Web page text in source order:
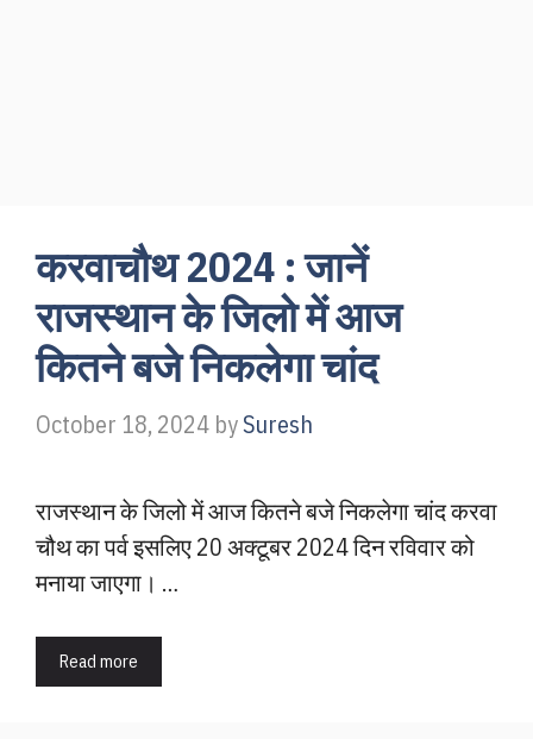
करवाचौथ 2024 : जानें
राजस्थान के जिलो में आज
कितने बजे निकलेगा चांद
October 18, 2024 bySuresh
राजस्थान के जिलो में आज कितने बजे निकलेगा चांद करवा
चौथ का पर्व इसलिए 20 अक्टूबर 2024 दिन रविवार को
मनाया जाएगा। …
Read more